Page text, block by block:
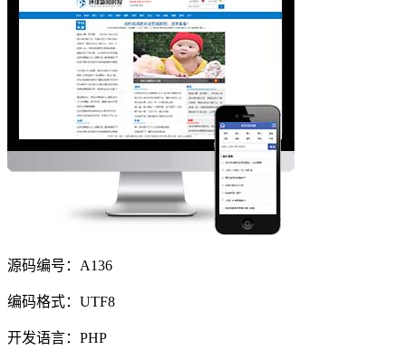
源码编号：A136
编码格式：UTF8
开发语言：PHP